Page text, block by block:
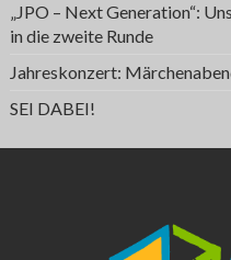
„JPO – Next Generation“:
in die zweite Runde
Jahreskonzert:
SEI DABEI!